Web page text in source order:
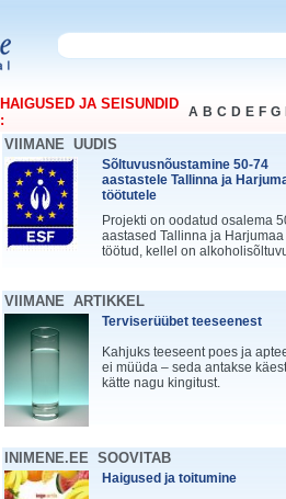
HAIGUSED JA SEISUNDID
:
A B C D E F G
VIIMANE UUDIS
Sõltuvusnõustamine 50-74
aastastele Tallinna ja
töötutele
Projekti on oodatud osalema
aastased Tallinna ja Harjumaa
töötud, kellel on
VIIMANE ARTIKKEL
Terviserüübet teeseenest
Kahjuks teeseent poes ja
ei müüda – seda antakse käest
kätte nagu kingitust.
INIMENE.EE SOOVITAB
Haigused ja toitumine